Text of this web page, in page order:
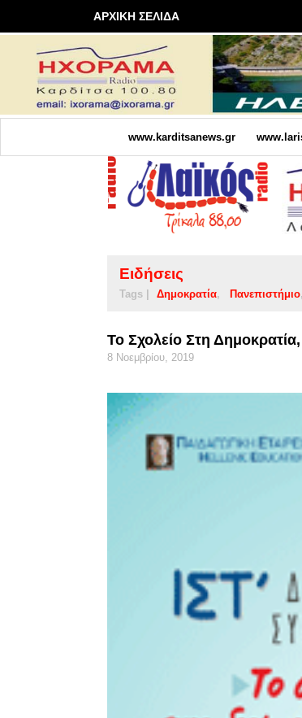
ΑΡΧΙΚΗ ΣΕΛΙΔΑ
www.karditsanews.gr
Ειδήσεις
Tags | Δημοκρατία Πανεπιστήμιο
Το Σχολείο Στη
8 Νοεμβρίου, 2019